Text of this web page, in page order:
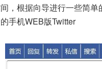
，根据向导进行一些简
手机WEB版Twitter